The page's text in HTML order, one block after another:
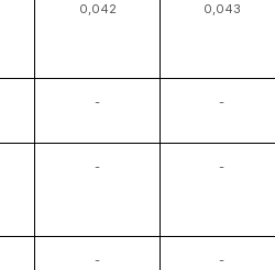
0,042 0,043
- -
- -
- -